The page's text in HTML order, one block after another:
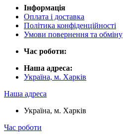
Інформація
Оплата і доставка
Політика конфіденційності
Умови повернення та обміну
Час роботи:
Наша адреса:
Україна, м. Харків
Наша адреса
Україна, м. Харків
Час роботи